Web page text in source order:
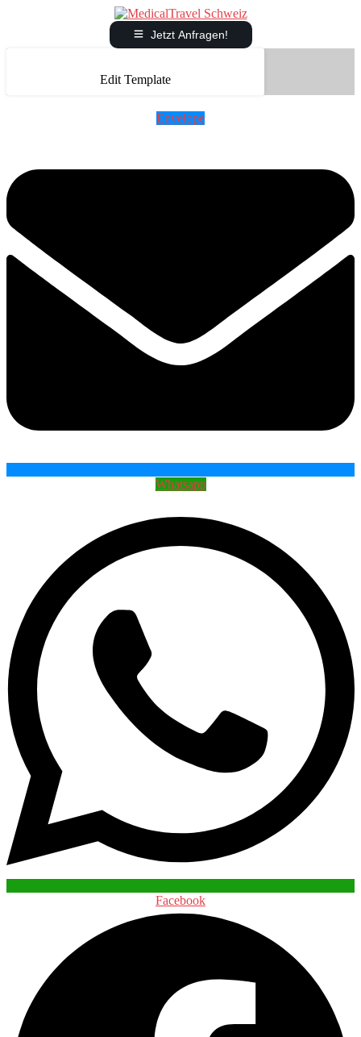
Jetzt Anfragen!
Edit Template
Envelope
Whatsapp
Facebook